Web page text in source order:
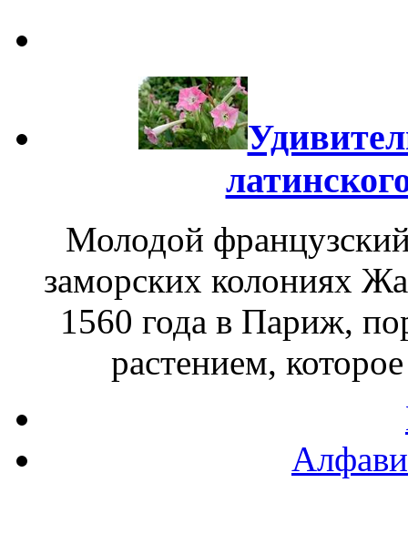
Молодой
заморских колониях
1560 года в Париж,
растением,